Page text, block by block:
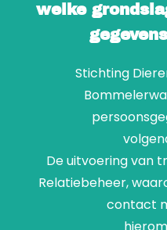
welke
Stichting
De uitvoering van
Relatiebeheer,
contact